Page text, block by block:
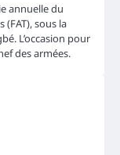
annuelle du
sous la
L’occasion pour
des armées.